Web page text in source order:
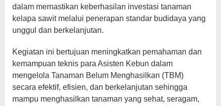
dalam memastikan keberhasilan investasi tanaman
kelapa sawit melalui penerapan standar budidaya yang
unggul dan berkelanjutan.
Kegiatan ini bertujuan meningkatkan pemahaman dan
kemampuan teknis para Asisten Kebun dalam
mengelola Tanaman Belum Menghasilkan (TBM)
secara efektif, efisien, dan berkelanjutan sehingga
mampu menghasilkan tanaman yang sehat, seragam,